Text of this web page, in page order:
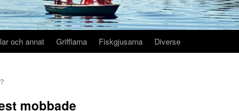
och annat Grifflarna Fiskgjusarna Diverse
mobbade